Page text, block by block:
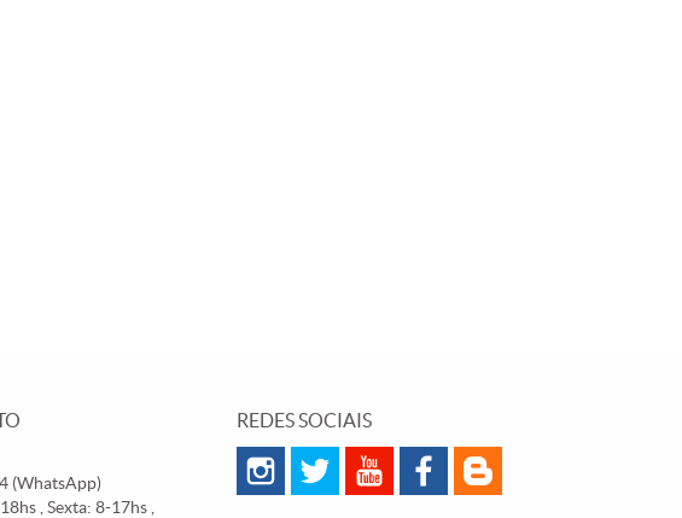
(WhatsApp)
, Sexta: 8-17hs ,
REDES SOCIAIS